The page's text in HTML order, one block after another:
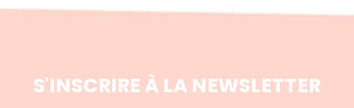
S'INSCRIRE À LA NEWSLETTER